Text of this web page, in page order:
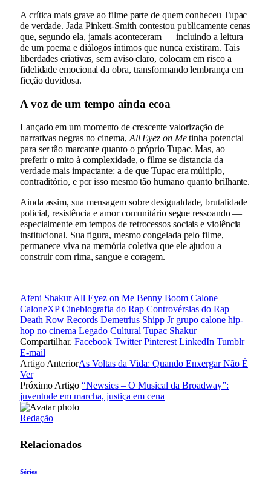
A crítica mais grave ao filme parte de quem conheceu Tupac
de verdade. Jada Pinkett-Smith contestou publicamente cenas
que, segundo ela, jamais aconteceram — incluindo a leitura
de um poema e diálogos íntimos que nunca existiram. Tais
liberdades criativas, sem aviso claro, colocam em risco a
fidelidade emocional da obra, transformando lembrança em
ficção duvidosa.
A voz de um tempo ainda ecoa
Lançado em um momento de crescente valorização de
narrativas negras no cinema, All Eyez on Metinha potencial
para ser tão marcante quanto o próprio Tupac. Mas, ao
preferir o mito à complexidade, o filme se distancia da
verdade mais impactante: a de que Tupac era múltiplo,
contraditório, e por isso mesmo tão humano quanto brilhante.
Ainda assim, sua mensagem sobre desigualdade, brutalidade
policial, resistência e amor comunitário segue ressoando —
especialmente em tempos de retrocessos sociais e violência
institucional. Sua figura, mesmo congelada pelo filme,
permanece viva na memória coletiva que ele ajudou a
construir com rima, sangue e coragem.
Afeni Shakur All Eyez on Me Benny Boom Calone
CaloneXP Cinebiografia do Rap Controvérsias do Rap
Death Row Records Demetrius Shipp Jr grupo calone hip-
hop no cinema Legado Cultural Tupac Shakur
Compartilhar. Facebook Twitter Pinterest LinkedIn Tumblr
E-mail
Artigo AnteriorAs Voltas da Vida: Quando Enxergar Não É
Ver
Próximo Artigo “Newsies – O Musical da Broadway”:
juventude em marcha, justiça em cena
Redação
Relacionados
Séries